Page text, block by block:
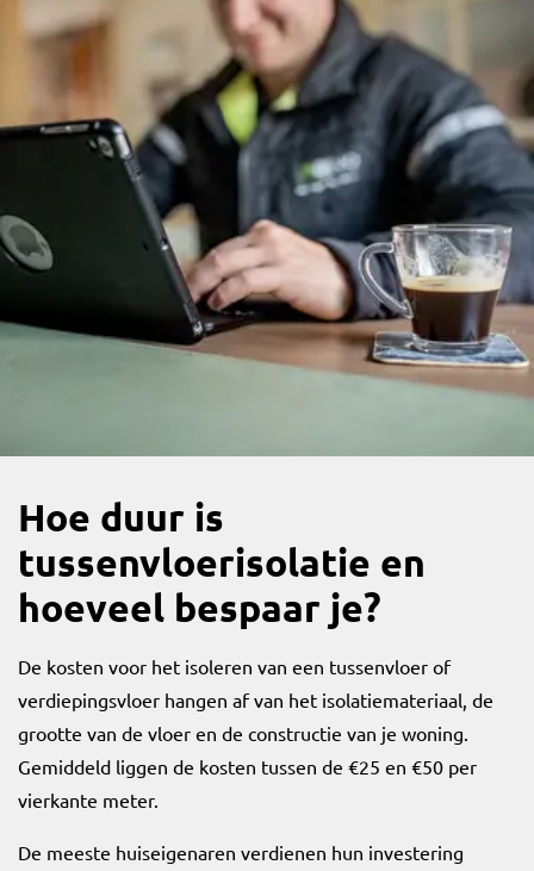
Hoe duur is
tussenvloerisolatie en
hoeveel bespaar je?
De kosten voor het isoleren van een tussenvloer of
verdiepingsvloer hangen af van het isolatiemateriaal, de
grootte van de vloer en de constructie van je woning.
Gemiddeld liggen de kosten tussen de €25 en €50 per
vierkante meter.
De meeste huiseigenaren verdienen hun investering